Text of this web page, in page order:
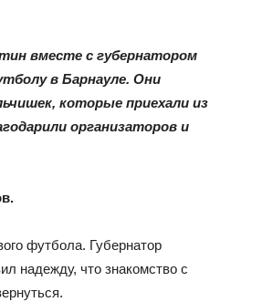
«Вперед»
вместе с губернатором
в Барнауле. Они
которые приехали из
организаторов и
футбола. Губернатор
надежду, что знакомство с